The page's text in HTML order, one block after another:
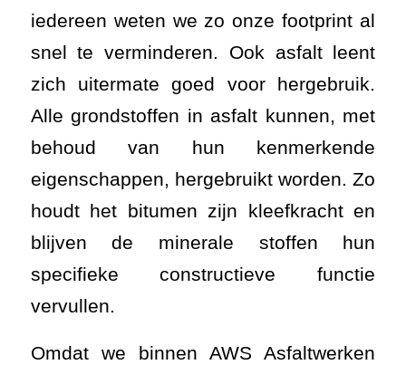
iedereen weten we zo onze footprint al
snel te verminderen. Ook asfalt leent
zich uitermate goed voor hergebruik.
Alle grondstoffen in asfalt kunnen, met
behoud van hun kenmerkende
eigenschappen, hergebruikt worden. Zo
houdt het bitumen zijn kleefkracht en
blijven de minerale stoffen hun
specifieke constructieve functie
vervullen.
Omdat we binnen AWS Asfaltwerken